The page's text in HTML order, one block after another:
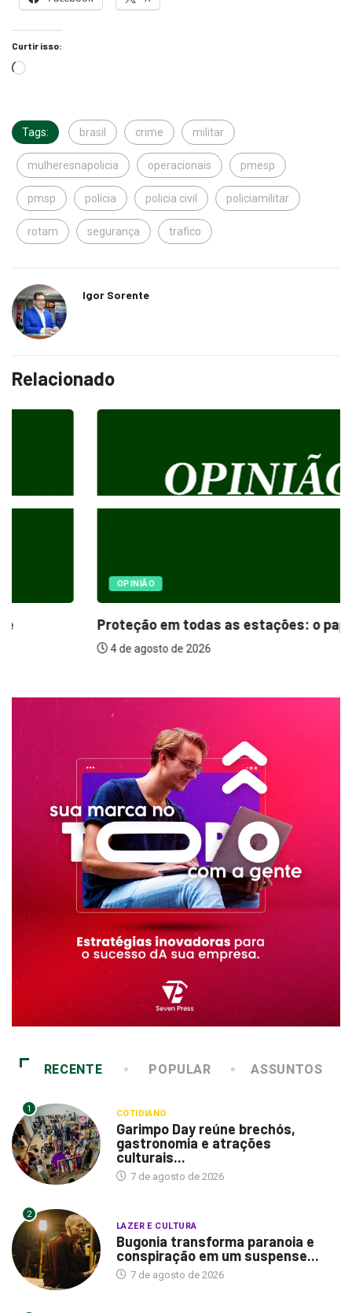
Curtir isso:
Tags: brasil crime militar
mulheresnapolicia operacionais pmesp
pmsp polícia policia civil policiamilitar
rotam segurança trafico
Igor Sorente
Relacionado
Proteção em todas as estações: o papel...
4 de agosto de 2026
RECENTE POPULAR ASSUNTOS
1 COTIDIANO
Garimpo Day reúne brechós,
gastronomia e atrações
culturais...
7 de agosto de 2026
2
LAZER E CULTURA
Bugonia transforma paranoia e
conspiração em um suspense...
7 de agosto de 2026